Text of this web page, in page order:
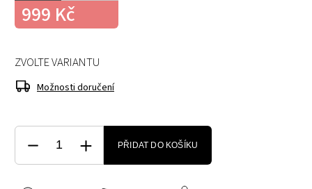
999 Kč
ZVOLTE VARIANTU
Možnosti doručení
PŘIDAT DO KOŠÍKU